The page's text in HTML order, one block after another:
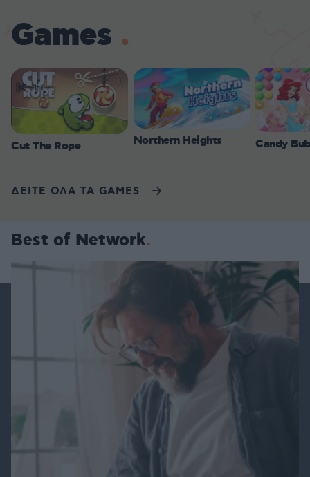
Games
Cut The Rope Northern Heights Candy
ΔΕΙΤΕ ΟΛΑ ΤΑ GAMES
Best of Network